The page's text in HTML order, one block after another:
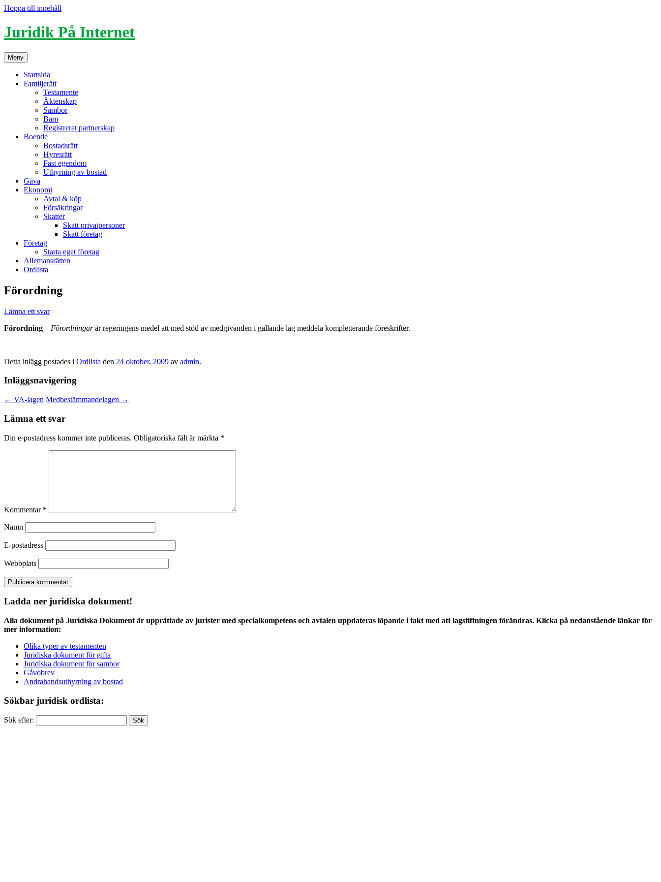
Hoppa till innehåll
Juridik På Internet
Meny
Startsida
Familjerätt
Testamente
Äktenskap
Sambor
Barn
Registrerat partnerskap
Boende
Bostadsrätt
Hyresrätt
Fast egendom
Uthyrning av bostad
Gåva
Ekonomi
Avtal & köp
Försäkringar
Skatter
Skatt privatpersoner
Skatt företag
Företag
Starta eget företag
Allemansrätten
Ordlista
Förordning
Lämna ett svar
Förordning – Förordningarär regeringens medel att med stöd av medgivanden i gällande lag meddela kompletterande föreskrifter.
Detta inlägg postades i Ordlista den 24 oktober, 2009 av admin.
Inläggsnavigering
← VA-lagen Medbestämmandelagen →
Lämna ett svar
Din e-postadress kommer inte publiceras. Obligatoriska fält är märkta *
Kommentar *
Namn
E-postadress
Webbplats
Ladda ner juridiska dokument!
Alla dokument på Juridiska Dokument är upprättade av jurister med specialkompetens och avtalen uppdateras löpande i takt med att lagstiftningen förändras. Klicka på nedanstående länkar för
mer information:
Olika typer av testamenten
Juridiska dokument för gifta
Juridiska dokument för sambor
Gåvobrev
Andrahandsuthyrning av bostad
Sökbar juridisk ordlista:
Sök efter: